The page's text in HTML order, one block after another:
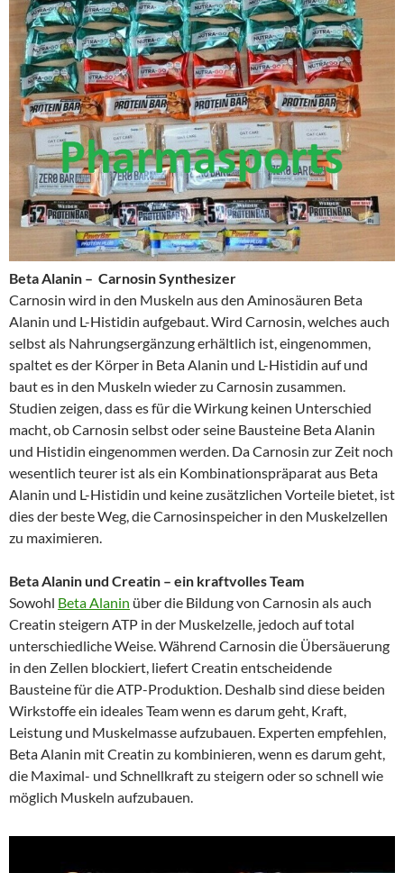
Beta Alanin – Carnosin Synthesizer
Carnosin wird in den Muskeln aus den Aminosäuren Beta
Alanin und L-Histidin aufgebaut. Wird Carnosin, welches auch
selbst als Nahrungsergänzung erhältlich ist, eingenommen,
spaltet es der Körper in Beta Alanin und L-Histidin auf und
baut es in den Muskeln wieder zu Carnosin zusammen.
Studien zeigen, dass es für die Wirkung keinen Unterschied
macht, ob Carnosin selbst oder seine Bausteine Beta Alanin
und Histidin eingenommen werden. Da Carnosin zur Zeit noch
wesentlich teurer ist als ein Kombinationspräparat aus Beta
Alanin und L-Histidin und keine zusätzlichen Vorteile bietet, ist
dies der beste Weg, die Carnosinspeicher in den Muskelzellen
zu maximieren.
Beta Alanin und Creatin – ein kraftvolles Team
Sowohl Beta Alanin über die Bildung von Carnosin als auch
Creatin steigern ATP in der Muskelzelle, jedoch auf total
unterschiedliche Weise. Während Carnosin die Übersäuerung
in den Zellen blockiert, liefert Creatin entscheidende
Bausteine für die ATP-Produktion. Deshalb sind diese beiden
Wirkstoffe ein ideales Team wenn es darum geht, Kraft,
Leistung und Muskelmasse aufzubauen. Experten empfehlen,
Beta Alanin mit Creatin zu kombinieren, wenn es darum geht,
die Maximal- und Schnellkraft zu steigern oder so schnell wie
möglich Muskeln aufzubauen.